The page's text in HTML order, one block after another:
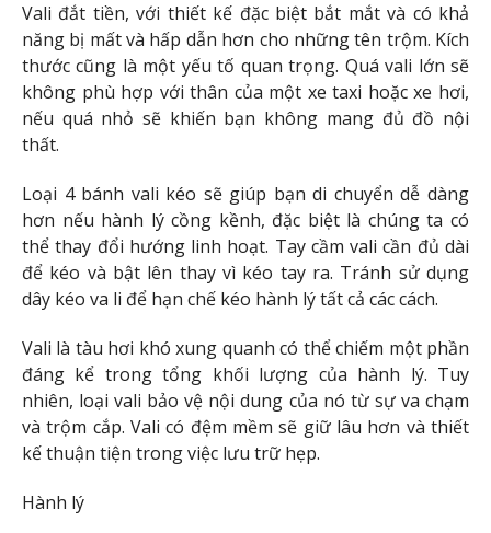
Vali đắt tiền, với thiết kế đặc biệt bắt mắt và có khả
năng bị mất và hấp dẫn hơn cho những tên trộm. Kích
thước cũng là một yếu tố quan trọng. Quá vali lớn sẽ
không phù hợp với thân của một xe taxi hoặc xe hơi,
nếu quá nhỏ sẽ khiến bạn không mang đủ đồ nội
thất.
Loại 4 bánh vali kéo sẽ giúp bạn di chuyển dễ dàng
hơn nếu hành lý cồng kềnh, đặc biệt là chúng ta có
thể thay đổi hướng linh hoạt. Tay cầm vali cần đủ dài
để kéo và bật lên thay vì kéo tay ra. Tránh sử dụng
dây kéo va li để hạn chế kéo hành lý tất cả các cách.
Vali là tàu hơi khó xung quanh có thể chiếm một phần
đáng kể trong tổng khối lượng của hành lý. Tuy
nhiên, loại vali bảo vệ nội dung của nó từ sự va chạm
và trộm cắp. Vali có đệm mềm sẽ giữ lâu hơn và thiết
kế thuận tiện trong việc lưu trữ hẹp.
Hành lý